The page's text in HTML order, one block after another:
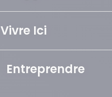
Vivre Ici
Entreprendre